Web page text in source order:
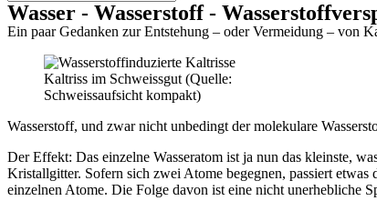
Wasser - Wasserstoff -
Ein paar Gedanken zur Entstehung – oder Vermeidung – von
Kaltriss im Schweissgut (Quelle:
Schweissaufsicht kompakt)
Wasserstoff, und zwar nicht unbedingt der molekulare
Der Effekt: Das einzelne Wasseratom ist ja nun das kleinste,
Kristallgitter. Sofern sich zwei Atome begegnen, passiert
einzelnen Atome. Die Folge davon ist eine nicht unerhebliche